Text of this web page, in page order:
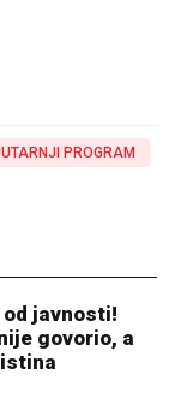
PROGRAM
od javnosti!
govorio, a